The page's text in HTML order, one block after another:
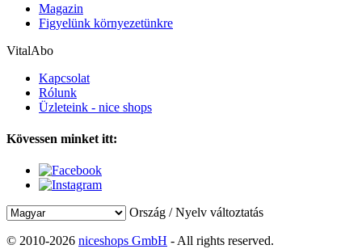
Magazin
Figyelünk környezetünkre
VitalAbo
Kapcsolat
Rólunk
Üzleteink - nice shops
Kövessen minket itt:
Ország / Nyelv változtatás
© 2010-2026 niceshops GmbH - All rights reserved.